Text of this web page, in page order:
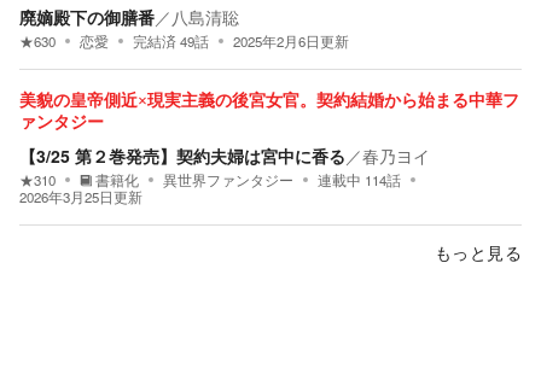
廃嫡殿下の御膳番／ 八島清聡
★630 恋愛 完結済49話 2025年2月6日更新
美貌の皇帝側近×現実主義の後宮女官。契約結婚から始まる中華フ
ァンタジー
【3/25 第２巻発売】契約夫婦は宮中に香る ／春乃ヨイ
★310 書籍化 異世界ファンタジー 連載中 114話
2026年3月25日更新
もっと見る